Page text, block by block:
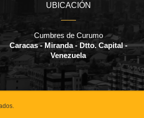
UBICACIÓN
Cumbres de Curumo
Caracas - Miranda - Dtto. Capital -
Venezuela